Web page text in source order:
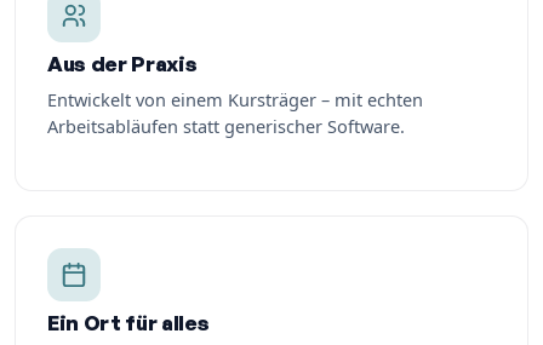
Aus der Praxis
Entwickelt von einem Kursträger – mit echten
Arbeitsabläufen statt generischer Software.
Ein Ort für alles